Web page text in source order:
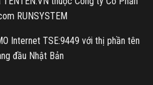
RUNSYSTEM
Internet TSE:9449 với thị phần tên
đầu Nhật Bản